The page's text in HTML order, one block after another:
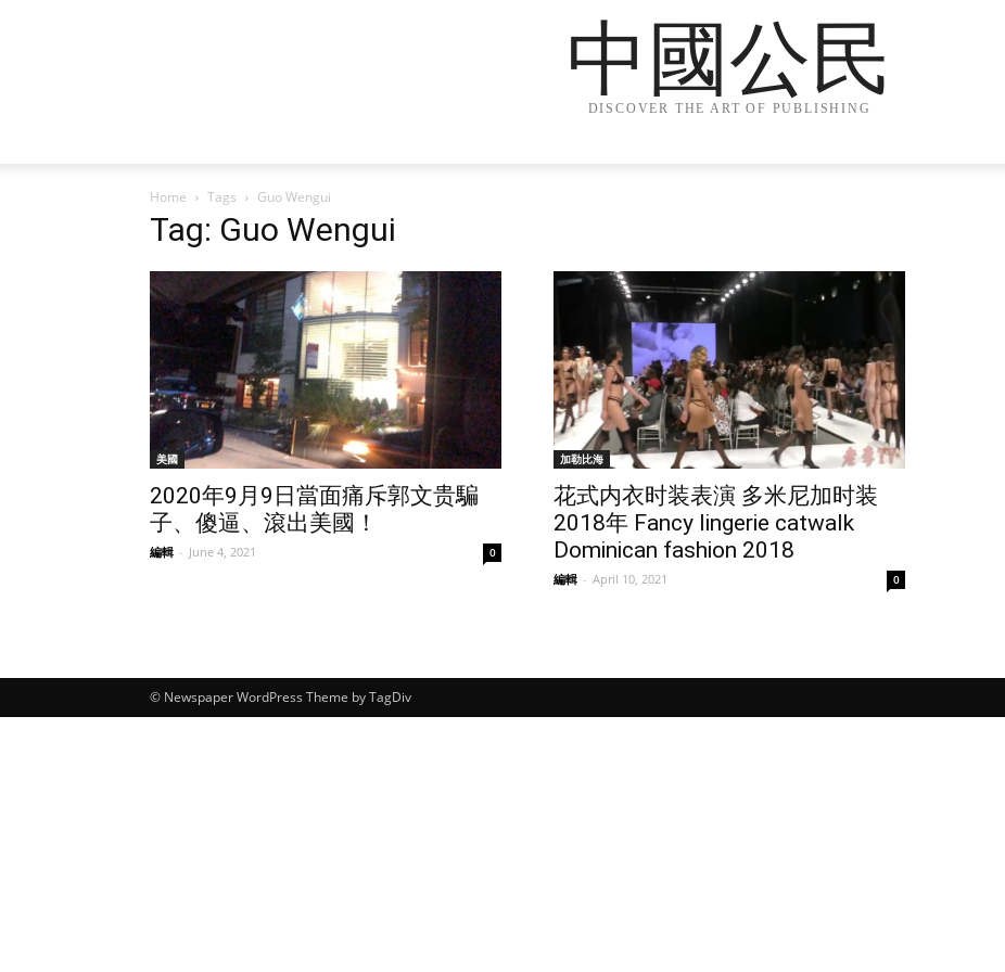
中國公民
DISCOVER THE ART OF PUBLISHING
Home Tags Guo Wengui
Tag: Guo Wengui
美國
2020年9月9日當面痛斥郭文贵騙
子、傻逼、滾出美國！
編輯 - June 4, 2021 0
加勒比海
花式内衣时装表演 多米尼加时装
2018年 Fancy lingerie catwalk
Dominican fashion 2018
編輯 - April 10, 2021 0
© Newspaper WordPress Theme by TagDiv